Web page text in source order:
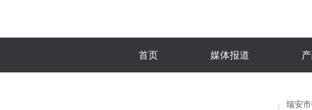
首页 媒体报道
瑞安